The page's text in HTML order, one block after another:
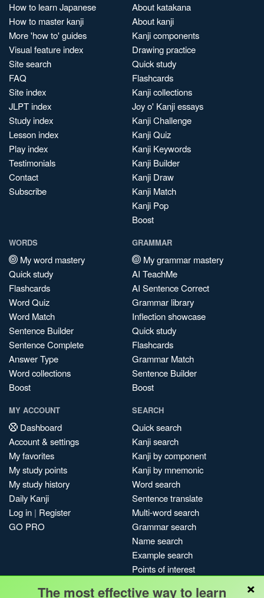
How to learn Japanese
How to master kanji
More 'how to' guides
Visual feature index
Site search
FAQ
Site index
JLPT index
Study index
Lesson index
Play index
Testimonials
Contact
Subscribe
About katakana
About kanji
Kanji components
Drawing practice
Quick study
Flashcards
Kanji collections
Joy o' Kanji essays
Kanji Challenge
Kanji Quiz
Kanji Keywords
Kanji Builder
Kanji Draw
Kanji Match
Kanji Pop
Boost
WORDS
My word mastery
Quick study
Flashcards
Word Quiz
Word Match
Sentence Builder
Sentence Complete
Answer Type
Word collections
Boost
GRAMMAR
My grammar mastery
AI TeachMe
AI Sentence Correct
Grammar library
Inflection showcase
Quick study
Flashcards
Grammar Match
Sentence Builder
Boost
MY ACCOUNT
Dashboard
Account & settings
My favorites
My study points
My study history
Daily Kanji
Log in | Register
GO PRO
SEARCH
Quick search
Kanji search
Kanji by component
Kanji by mnemonic
Word search
Sentence translate
Multi-word search
Grammar search
Name search
Example search
Points of interest
×
The most effective way to learn